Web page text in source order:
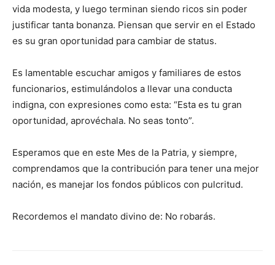
vida modesta, y luego terminan siendo ricos sin poder
justificar tanta bonanza. Piensan que servir en el Estado
es su gran oportunidad para cambiar de status.
Es lamentable escuchar amigos y familiares de estos
funcionarios, estimulándolos a llevar una conducta
indigna, con expresiones como esta: “Esta es tu gran
oportunidad, aprovéchala. No seas tonto”.
Esperamos que en este Mes de la Patria, y siempre,
comprendamos que la contribución para tener una mejor
nación, es manejar los fondos públicos con pulcritud.
Recordemos el mandato divino de: No robarás.